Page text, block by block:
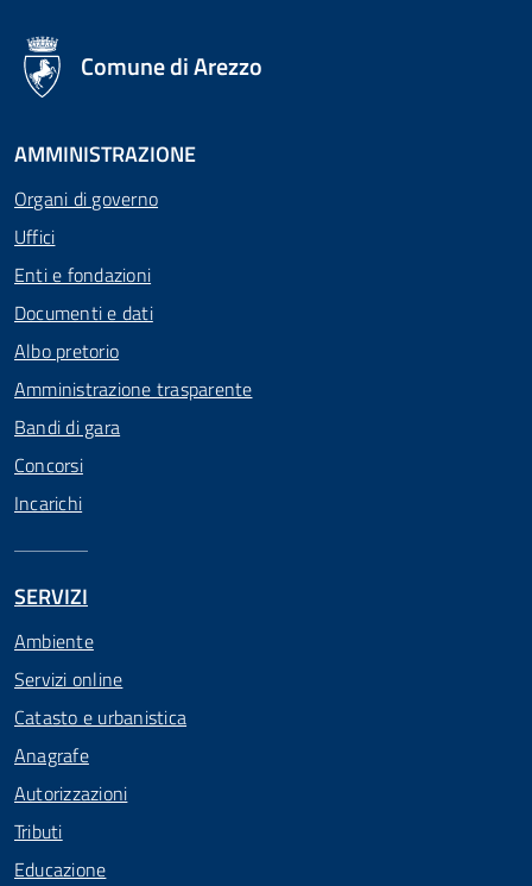
logo Unione Europea
Comune di Arezzo
AMMINISTRAZIONE
Organi di governo
Uffici
Enti e fondazioni
Documenti e dati
Albo pretorio
Amministrazione trasparente
Bandi di gara
Concorsi
Incarichi
SERVIZI
Ambiente
Servizi online
Catasto e urbanistica
Anagrafe
Autorizzazioni
Tributi
Educazione